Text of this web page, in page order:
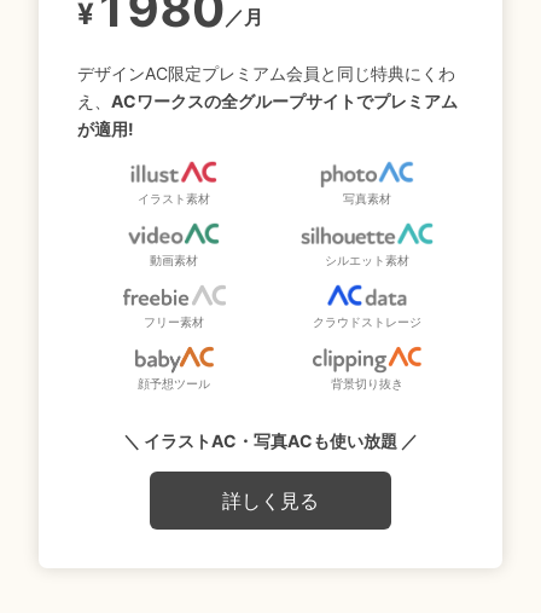
¥ ／月
デザインAC限定プレミアム会員と同じ特典にくわ
え、 ACワークスの全グループサイトでプレミアム
が適用!
イラスト素材 写真素材
動画素材 シルエット素材
フリー素材 クラウドストレージ
顔予想ツール 背景切り抜き
＼ イラストAC・写真ACも使い放題 ／
詳しく見る